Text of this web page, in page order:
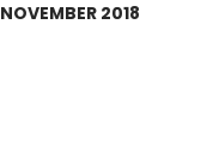
2018